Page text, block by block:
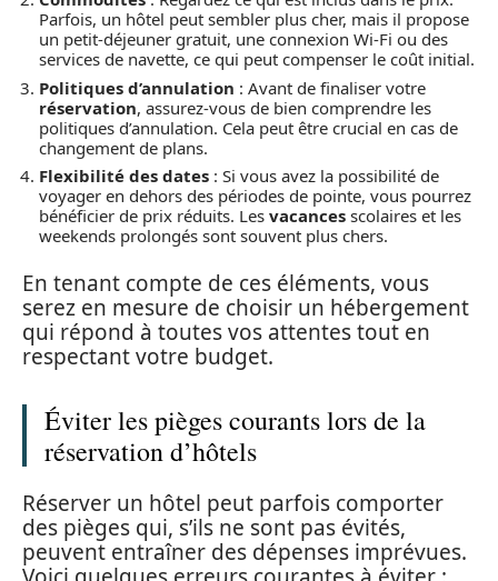
Parfois, un hôtel peut sembler plus cher, mais il propose
un petit-déjeuner gratuit, une connexion Wi-Fi ou des
services de navette, ce qui peut compenser le coût initial.
Politiques d’annulation : Avant de finaliser votre
réservation, assurez-vous de bien comprendre les
politiques d’annulation. Cela peut être crucial en cas de
changement de plans.
Flexibilité des dates : Si vous avez la possibilité de
voyager en dehors des périodes de pointe, vous pourrez
bénéficier de prix réduits. Les vacances scolaires et les
weekends prolongés sont souvent plus chers.
En tenant compte de ces éléments, vous
serez en mesure de choisir un hébergement
qui répond à toutes vos attentes tout en
respectant votre budget.
Éviter les pièges courants lors de la
réservation d’hôtels
Réserver un hôtel peut parfois comporter
des pièges qui, s’ils ne sont pas évités,
peuvent entraîner des dépenses imprévues.